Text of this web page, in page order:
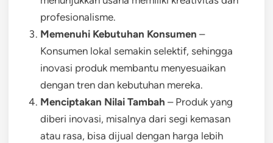
profesionalisme.
Memenuhi Kebutuhan Konsumen –
Konsumen lokal semakin selektif, sehingga
inovasi produk membantu menyesuaikan
dengan tren dan kebutuhan mereka.
Menciptakan Nilai Tambah – Produk yang
diberi inovasi, misalnya dari segi kemasan
atau rasa, bisa dijual dengan harga lebih